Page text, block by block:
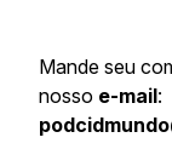
Mande seu
nosso e-mail: